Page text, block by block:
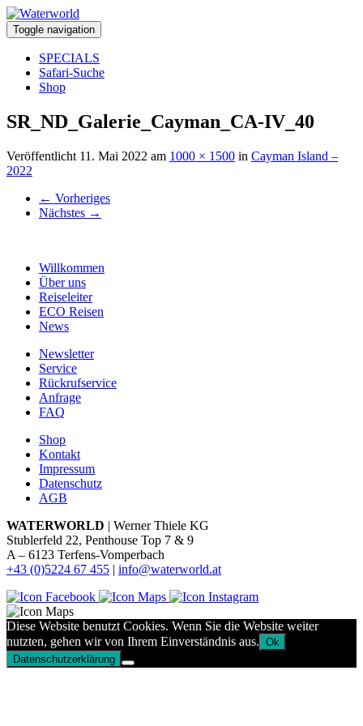
Toggle navigation
SPECIALS
Safari-Suche
Shop
SR_ND_Galerie_Cayman_CA-IV_40
Veröffentlicht 11. Mai 2022 am 1000 × 1500 in Cayman Island –
2022
← Vorheriges
Nächstes →
Willkommen
Über uns
Reiseleiter
ECO Reisen
News
Newsletter
Service
Rückrufservice
Anfrage
FAQ
Shop
Kontakt
Impressum
Datenschutz
AGB
WATERWORLD | Werner Thiele KG
Stublerfeld 22, Penthouse Top 7 & 9
A – 6123 Terfens-Vomperbach
+43 (0)5224 67 455 | info@waterworld.at
Diese Website benutzt Cookies. Wenn Sie die Website weiter
nutzten, gehen wir von Ihrem Einverständnis aus. Ok
Datenschutzerklärung